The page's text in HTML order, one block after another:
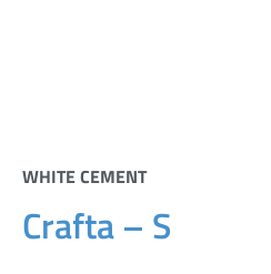
WHITE CEMENT
Crafta – S